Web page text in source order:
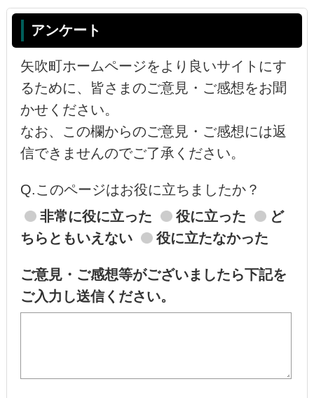
アンケート
矢吹町ホームページをより良いサイトにす
るために、皆さまのご意見・ご感想をお聞
かせください。
なお、この欄からのご意見・ご感想には返
信できませんのでご了承ください。
Q.このページはお役に立ちましたか？
非常に役に立った
役に立った
ど
ちらともいえない
役に立たなかった
ご意見・ご感想等がございましたら下記を
ご入力し送信ください。